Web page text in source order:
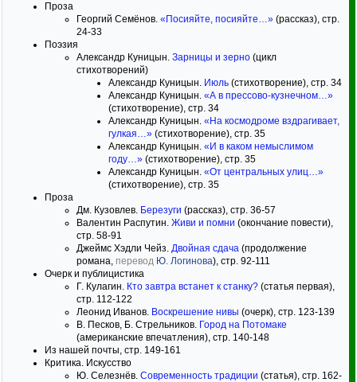
Проза
Георгий Семёнов. «Посияйте, посияйте…» (рассказ), стр.
24-33
Поэзия
Александр Куницын. Зарницы и зерно (цикл
стихотворений)
Александр Куницын. Июль (стихотворение), стр. 34
Александр Куницын. «А в прессово-кузнечном…»
(стихотворение), стр. 34
Александр Куницын. «На космодроме вздрагивает,
гулкая…» (стихотворение), стр. 35
Александр Куницын. «И в каком немыслимом
году…» (стихотворение), стр. 35
Александр Куницын. «От центральных улиц…»
(стихотворение), стр. 35
Проза
Дм. Кузовлев. Березуги (рассказ), стр. 36-57
Валентин Распутин. Живи и помни (окончание повести),
стр. 58-91
Джеймс Хэдли Чейз. Двойная сдача (продолжение
романа, перевод Ю. Логинова), стр. 92-111
Очерк и публицистика
Г. Кулагин. Кто завтра встанет к станку? (статья первая),
стр. 112-122
Леонид Иванов. Воскрешение нивы (очерк), стр. 123-139
В. Песков, Б. Стрельников. Город на Потомаке
(американские впечатления), стр. 140-148
Из нашей почты, стр. 149-161
Критика. Искусство
Ю. Селезнёв. Современность традиции (статья), стр. 162-